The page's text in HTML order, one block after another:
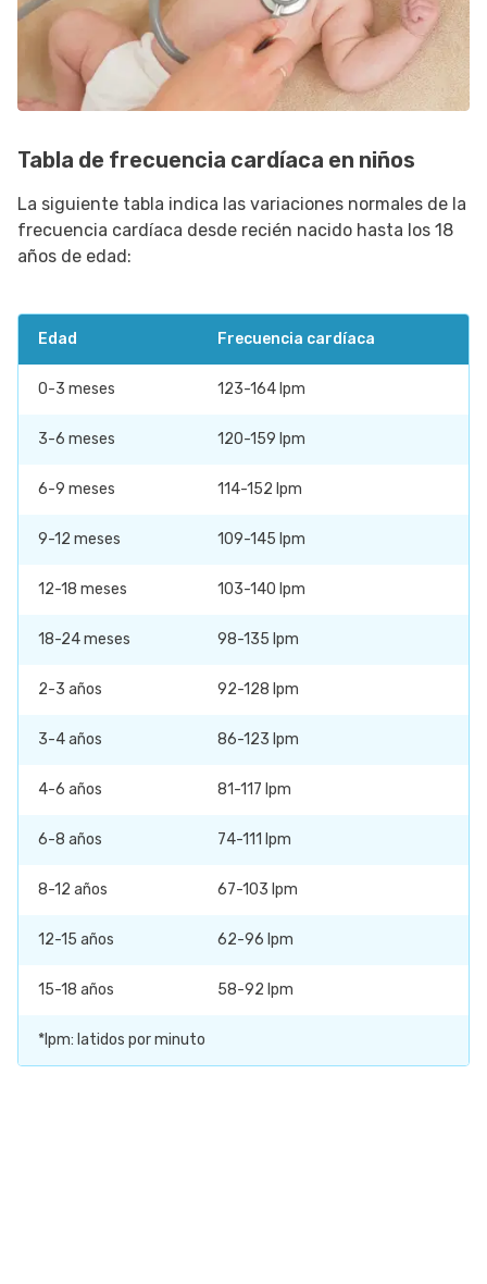
Tabla de frecuencia cardíaca en niños
La siguiente tabla indica las variaciones normales de la
frecuencia cardíaca desde recién nacido hasta los 18
años de edad:
Edad Frecuencia cardíaca
0-3 meses 123-164 lpm
3-6 meses 120-159 lpm
6-9 meses 114-152 lpm
9-12 meses 109-145 lpm
12-18 meses 103-140 lpm
18-24 meses 98-135 lpm
2-3 años 92-128 lpm
3-4 años 86-123 lpm
4-6 años 81-117 lpm
6-8 años 74-111 lpm
8-12 años 67-103 lpm
12-15 años 62-96 lpm
15-18 años 58-92 lpm
*lpm: latidos por minuto